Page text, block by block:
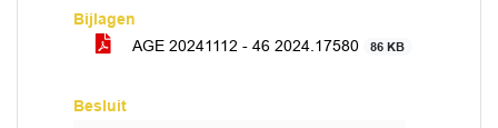
Bijlagen
AGE 20241112 - 46 2024.17580
86 KB
Besluit